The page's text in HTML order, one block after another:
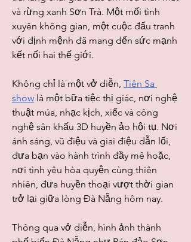
và rừng xanh Sơn Trà. Một mối tình
xuyên không gian, một cuộc đấu tranh
với định mệnh đã mang đến sức mạnh
kết nối hai thế giới.
Không chỉ là một vở diễn, Tiên Sa
show là một bữa tiệc thị giác, nơi nghệ
thuật múa, nhạc kịch, xiếc và công
nghệ sân khấu 3D huyền ảo hội tụ. Nơi
ánh sáng, vũ điệu và giai điệu dẫn lối,
đưa bạn vào hành trình đầy mê hoặc,
nơi tình yêu hòa quyện cùng thiên
nhiên, đưa huyền thoại vượt thời gian
trở lại giữa lòng Đà Nẵng hôm nay.
Thông qua vở diễn, hình ảnh thành